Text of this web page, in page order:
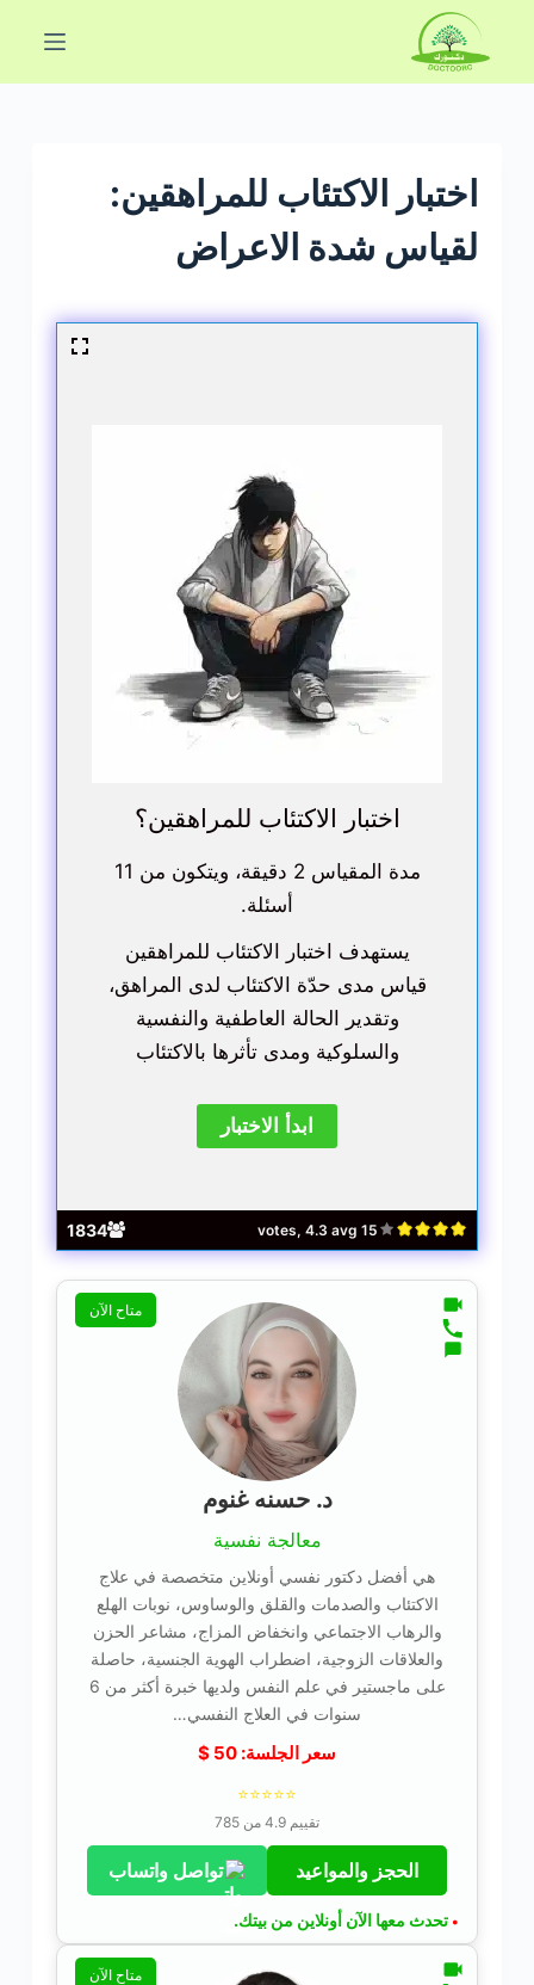
ت
اختبار الاكتئاب للمراهقين:
لقياس شدة الاعراض
15 votes, 4.3 avg
1834
اختبار الاكتئاب للمراهقين؟
مدة المقياس 2 دقيقة، ويتكون من 11
أسئلة.
يستهدف اختبار الاكتئاب للمراهقين
قياس مدى حدّة الاكتئاب لدى المراهق،
وتقدير الحالة العاطفية والنفسية
والسلوكية ومدى تأثرها بالاكتئاب
متاح الآن
د. حسنه غنوم
معالجة نفسية
هي أفضل دكتور نفسي أونلاين متخصصة في علاج
الاكتئاب والصدمات والقلق والوساوس، نوبات الهلع
والرهاب الاجتماعي وانخفاض المزاج، مشاعر الحزن
والعلاقات الزوجية، اضطراب الهوية الجنسية، حاصلة
على ماجستير في علم النفس ولديها خبرة أكثر من 6
سنوات في العلاج النفسي…
سعر الجلسة: 50
$
⭐⭐⭐⭐⭐
تقييم 4.9 من 785
الحجز والمواعيد تواصل واتساب
• تحدث معها الآن أونلاين من بيتك.
متاح الآن